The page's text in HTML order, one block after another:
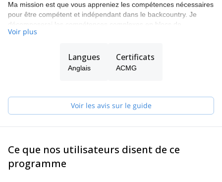
Ma mission est que vous appreniez les compétences nécessaires
pour être compétent et indépendant dans le backcountry. Je
décomposerai les compétences complexes en blocs de
construction individuels pour que vous puissiez les apprendre
compétences, vous pourrez les mettre en pratique dans l'arrière-
pays sous ma direction ou celle d'un des guides certifiés ACMG
Voir plus
Langues
Anglais
Certificats
ACMG
Voir les avis sur le guide
Ce que nos utilisateurs disent de ce
programme